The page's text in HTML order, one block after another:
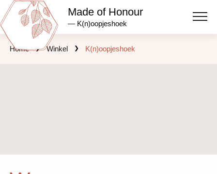
Made of Honour
— K(n)oopjeshoek
Home Winkel K(n)oopjeshoek